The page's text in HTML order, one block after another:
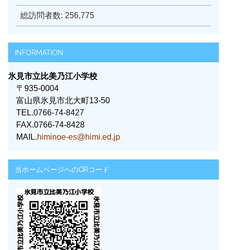
総訪問者数: 256,775
INFORMATION
氷見市立比美乃江小学校
〒935-0004
富山県氷見市北大町13-50
TEL.0766-74-8427
FAX.0766-74-8428
MAIL.himinoe-es@himi.ed.jp
当ホームページへのQRコード